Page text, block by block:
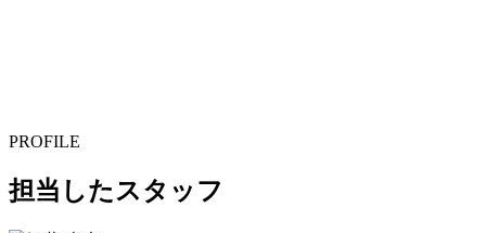
PROFILE
担当したスタッフ